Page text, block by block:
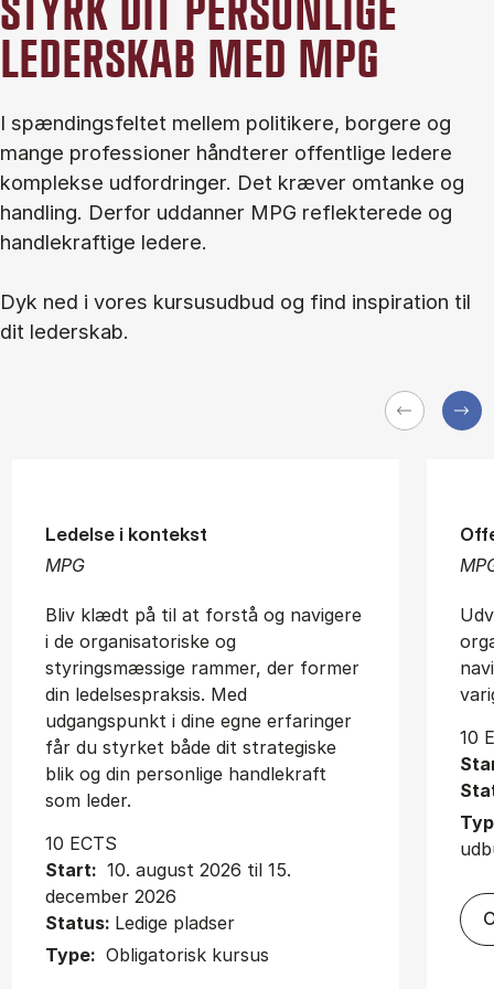
STYRK DIT PERSONLIGE
LEDERSKAB MED MPG
I spændingsfeltet mellem politikere, borgere og
mange professioner håndterer offentlige ledere
komplekse udfordringer. Det kræver omtanke og
handling. Derfor uddanner MPG reflekterede og
handlekraftige ledere.
Dyk ned i vores kursusudbud og find inspiration til
dit lederskab.
MPG
Ledelse i kontekst
Bliv klædt på til at forstå og navigere
i de organisatoriske og
styringsmæssige rammer, der former
din ledelsespraksis. Med
udgangspunkt i dine egne erfaringer
får du styrket både dit strategiske
blik og din personlige handlekraft
som leder.
10 ECTS
Start: 10. august 2026 til 15.
december 2026
Status: Ledige pladser
Type: Obligatorisk kursus
10